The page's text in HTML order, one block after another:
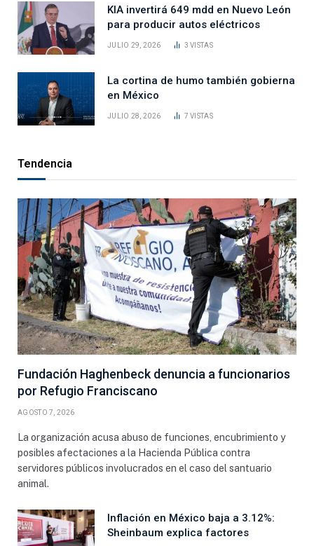
KIA invertirá 649 mdd en Nuevo León
para producir autos eléctricos
JULIO 29, 2026 3VISTAS
La cortina de humo también gobierna
en México
JULIO 28, 2026 7VISTAS
Tendencia
Fundación Haghenbeck denuncia a funcionarios
por Refugio Franciscano
AGOSTO 7, 2026
La organización acusa abuso de funciones, encubrimiento y
posibles afectaciones a la Hacienda Pública contra
servidores públicos involucrados en el caso del santuario
animal.
Inflación en México baja a 3.12%:
Sheinbaum explica factores